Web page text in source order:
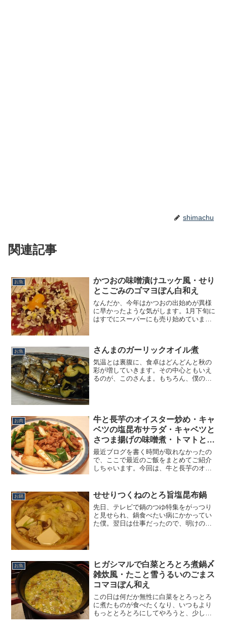
shimachu
関連記事
お魚
かつおの味噌漬けユッケ風・せり
とこごみのゴマヨぽん白和え
なんだか、今年はかつおの出始めが異様
に早かったような気がします。1月下旬に
はすでにスーパーにも売り始めていまし
しょうか。それでも、か...
お魚 さんまのガーリックオイル煮
気温とは裏腹に、食卓はどんどんと秋の
彩が増していきます。その中心ともいえ
るのが、このさんま。もちろん、僕の大
お肉
牛と長芋のオイスター炒め・キャ
ベツの塩昆布サラダ・キャベツと
さつま揚げの味噌煮・トマトとカ
マンベールのサラダ
最近ブログを書く時間が取れなかったの
で、ここで最近のご飯をまとめてご紹介
しちゃいます。今回は、牛と長芋のオイ
とカマンベールのサラダをご紹介しま
す。★牛と長芋のオイスター...
お鍋 せせりつくねのとろ旨塩昆布鍋
先日、テレビで鍋のつゆ特集をがっつり
と見せられ、鍋食べたい病にかかってい
た僕。翌日は仕事だったので、明けの日
お魚
ヒガシマルで白菜とろとろ煮鍋〆
雑炊風・たこと雪うるいのごまス
コマヨぽん和え
この日は何だか無性に白菜をとろっとろ
に煮たものが食べたくなり、いつもより
もっととろとろにしてやろうと、少し作